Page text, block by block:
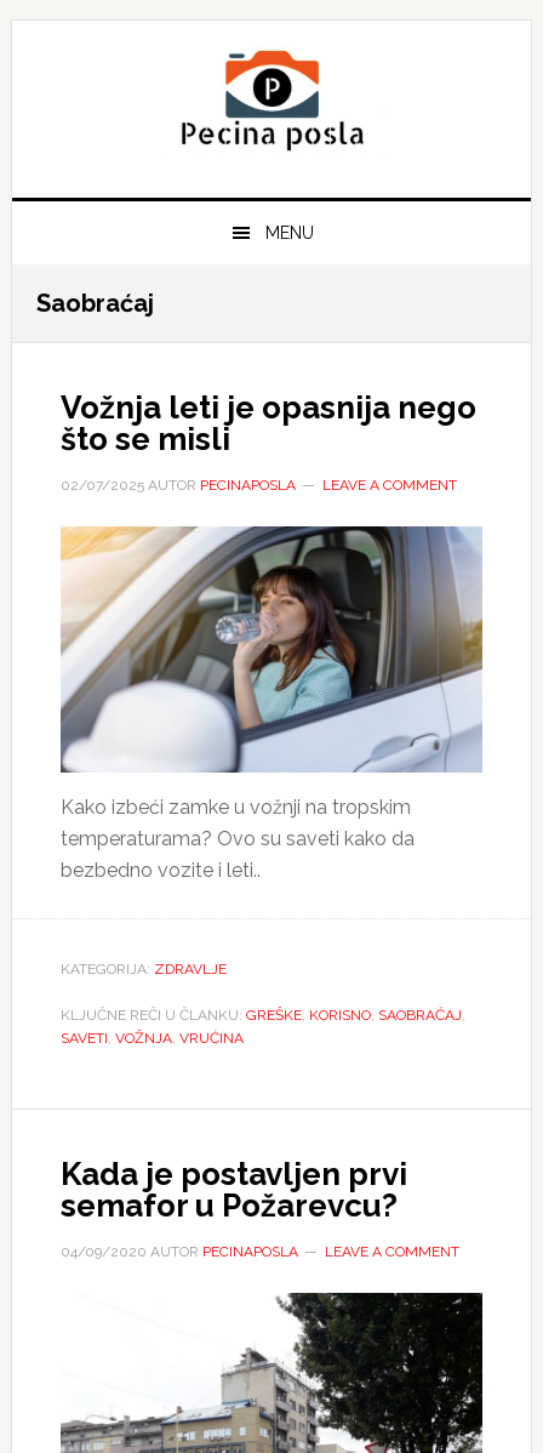
Skip
Skip
Skip
MENU
Saobraćaj
Vožnja leti je opasnija nego
što se misli
02/07/2025AUTOR PECINAPOSLA LEAVE A COMMENT
Kako izbeći zamke u vožnji na tropskim
temperaturama? Ovo su saveti kako da
bezbedno vozite i leti..
KATEGORIJA: ZDRAVLJE
KLJUČNE REČI U ČLANKU: GREŠKE, KORISNO, SAOBRAĆAJ
SAVETI VOŽNJA, VRUĆINA
Kada je postavljen prvi
semafor u Požarevcu?
04/09/2020 AUTOR PECINAPOSLA LEAVE A COMMENT